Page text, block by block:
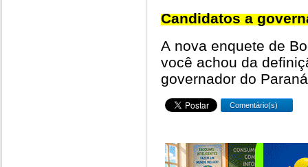
Candidatos a
A nova enquete de
você achou da
governador do
Comentário(s)